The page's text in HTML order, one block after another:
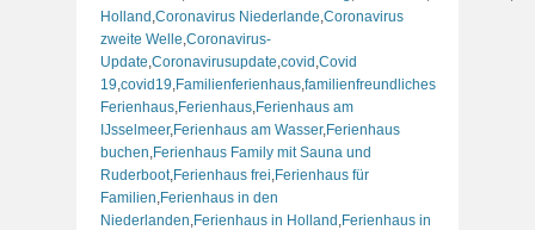
Holland ,Coronavirus Niederlande,Coronavirus
zweite Welle,Coronavirus-
Update,Coronavirusupdate,covid ,Covid
19,covid19,Familienferienhaus,familienfreundliches
Ferienhaus,Ferienhaus,Ferienhaus am
IJsselmeer,Ferienhaus am Wasser,Ferienhaus
buchen,Ferienhaus Family mit Sauna und
Ruderboot,Ferienhaus frei,Ferienhaus für
Familien,Ferienhaus in den
Niederlanden,Ferienhaus in Holland ,Ferienhaus in